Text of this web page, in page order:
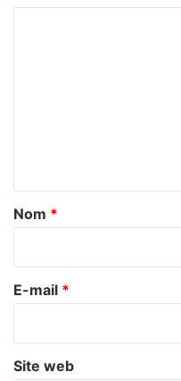
a
e
Nom *
E-mail *
Site web